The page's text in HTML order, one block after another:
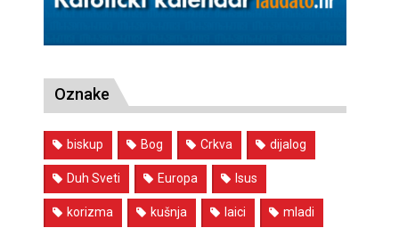
Oznake
biskup Bog Crkva dijalog
Duh Sveti Europa Isus
korizma kušnja laici mladi